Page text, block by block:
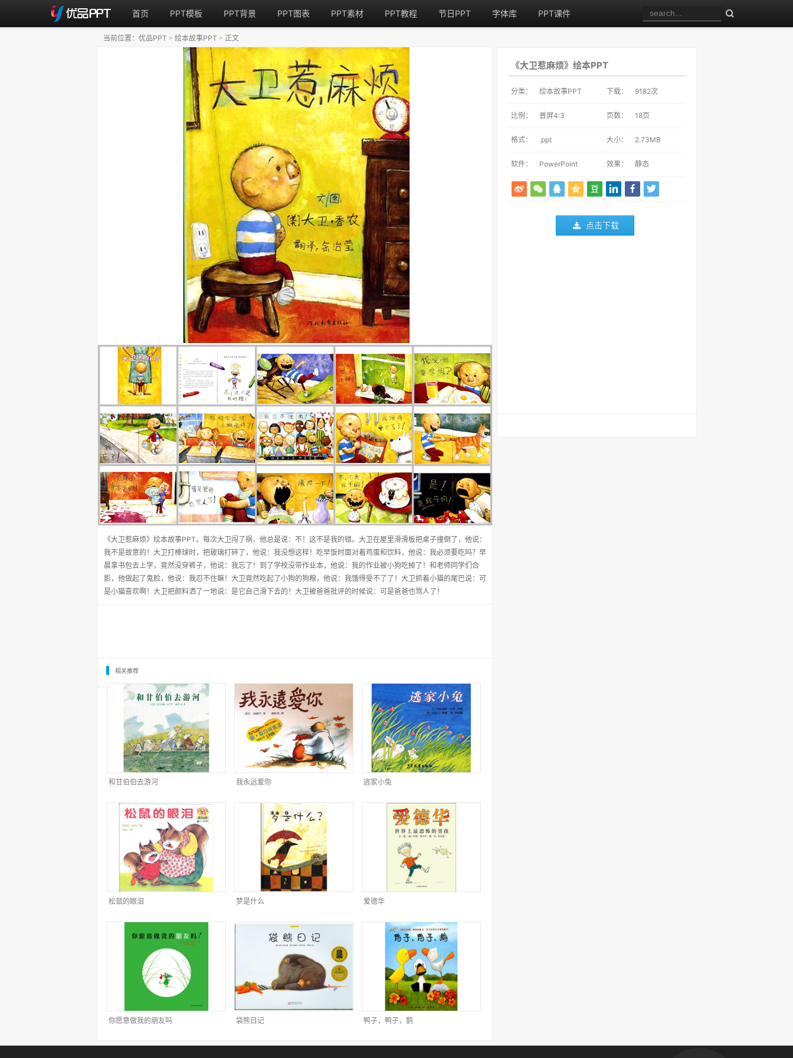
首页 PPT模板 PPT背景 PPT图表 PPT素材 PPT教程 节日PPT 字体库 PPT课件
《大卫惹麻烦》绘本PPT
分类： 绘本故事PPT 下载： 9182次
比例： 普屏4:3 页数： 18页
格式： .ppt 大小： 2.73MB
软件： PowerPoint 效果： 静态
点击下载
《大卫惹麻烦》绘本故事PPT。每次大卫闯了祸，他总是说：不！这不是我的错。大卫在屋里滑滑板把桌子撞倒了，他说：
我不是故意的！大卫打棒球时，把玻璃打碎了，他说：我没想这样！吃早饭时面对着鸡蛋和饮料，他说：我必须要吃吗？早
晨拿书包去上学，竟然没穿裤子，他说：我忘了！到了学校没带作业本，他说：我的作业被小狗吃掉了！和老师同学们合
影，他做起了鬼脸，他说：我忍不住嘛！大卫竟然吃起了小狗的狗粮，他说：我饿得受不了了！大卫抓着小猫的尾巴说：可
是小猫喜欢啊！大卫把颜料洒了一地说：是它自己滑下去的！大卫被爸爸批评的时候说：可是爸爸也骂人了！
当前位置： 优品PPT > 绘本故事PPT > 正文
相关推荐
和甘伯伯去游河 我永远爱你 逃家小兔
松鼠的眼泪 梦是什么 爱德华
你愿意做我的朋友吗 袋熊日记 鸭子，鸭子，鹅